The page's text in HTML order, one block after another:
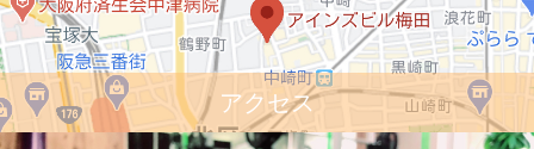
アクセス